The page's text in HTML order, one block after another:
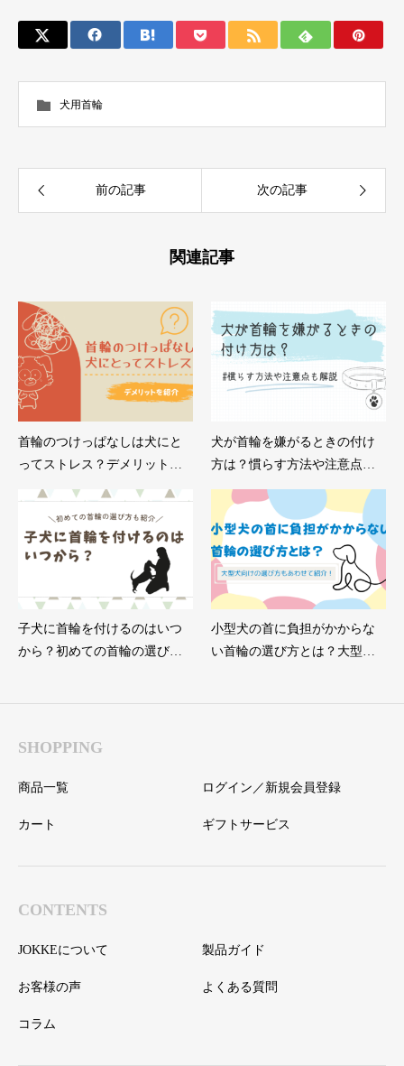
犬用首輪
前の記事 次の記事
関連記事
首輪のつけっぱなしは犬にと
ってストレス？デメリットを
紹介
犬が首輪を嫌がるときの付け
方は？慣らす方法や注意点も
解説
子犬に首輪を付けるのはいつ
から？初めての首輪の選び方
小型犬の首に負担がかからな
い首輪の選び方とは？大型犬
SHOPPING
商品一覧 ログイン／新規会員登録
カート ギフトサービス
CONTENTS
JOKKEについて 製品ガイド
お客様の声 よくある質問
コラム